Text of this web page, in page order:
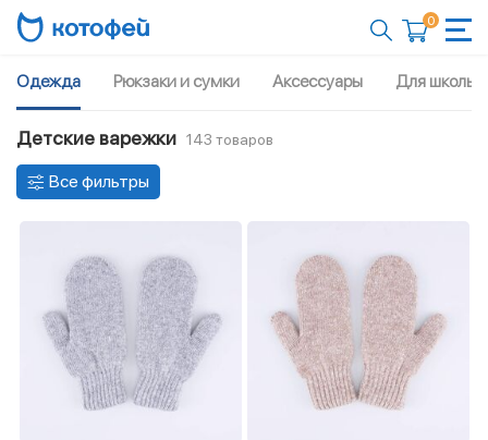
0
Одежда Рюкзаки и сумки Аксессуары Для школы
Детские варежки 143 товаров
Все фильтры